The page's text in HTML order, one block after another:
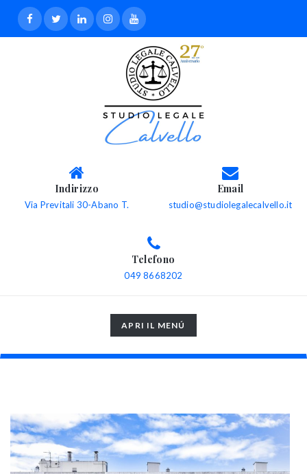
Indirizzo
Via Previtali 30-Abano T.
Email
studio@studiolegalecalvello.it
Telefono
049 8668202
TOGGLE
NAVIGATION
APRI IL MENÚ